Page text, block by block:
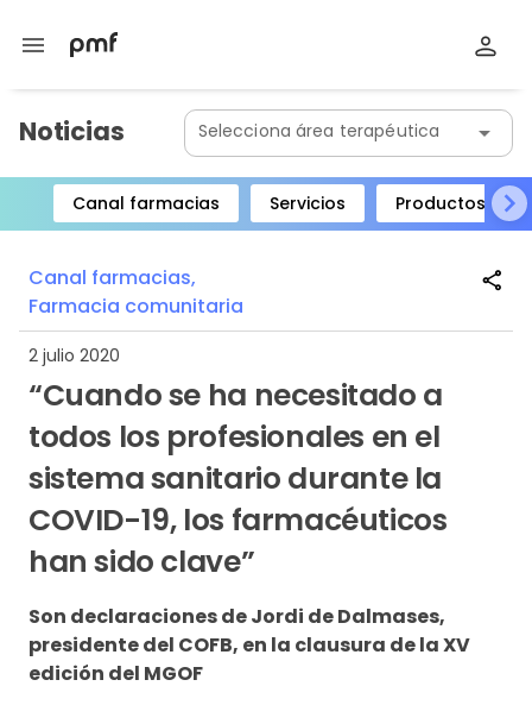
menu
Noticias Selecciona área terapéutica arrow_drop_down
Canal farmacias Servicios
Productos
Item
of
8
Canal farmacias,
Farmacia comunitaria
share
2 julio 2020
“Cuando se ha necesitado a
todos los profesionales en el
sistema sanitario durante la
COVID-19, los farmacéuticos
han sido clave”
Son declaraciones de Jordi de Dalmases,
presidente del COFB, en la clausura de la XV
edición del MGOF